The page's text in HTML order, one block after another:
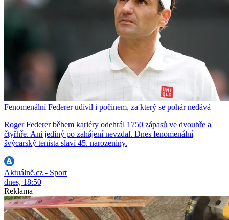
Fenomenální Federer udivil i počinem, za který se pohár nedává
Roger Federer během kariéry odehrál 1750 zápasů ve dvouhře a
čtyřhře. Ani jediný po zahájení nevzdal. Dnes fenomenální
švýcarský tenista slaví 45. narozeniny.
Aktuálně.cz - Sport
dnes, 18:50
Reklama